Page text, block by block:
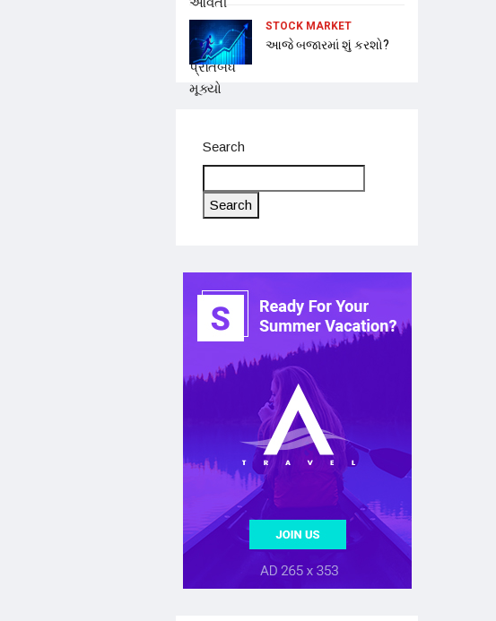
STOCK MARKET
આજે બજારમાં શું કરશો?
Search
Search